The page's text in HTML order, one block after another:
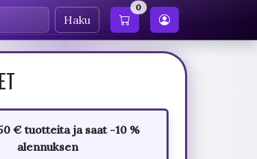
Haku
0
€ tuotteita ja saat -10 %
alennuksen